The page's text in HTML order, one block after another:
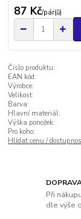
87 Kč/pár(ů)
Číslo produktu:
EAN kód:
Výrobce:
Velikost:
Barva:
Hlavní materiál:
Výška ponožek:
Pro koho:
Hlídat cenu /
Při
dle výše